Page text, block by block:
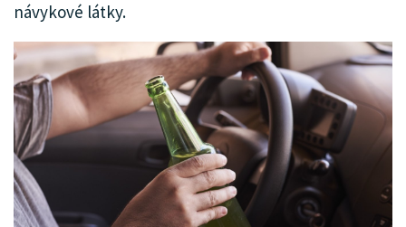
návykové látky.